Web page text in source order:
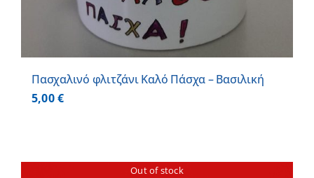
Πασχαλινό φλιτζάνι Καλό Πάσχα – Βασιλική
5,00€
Out of stock